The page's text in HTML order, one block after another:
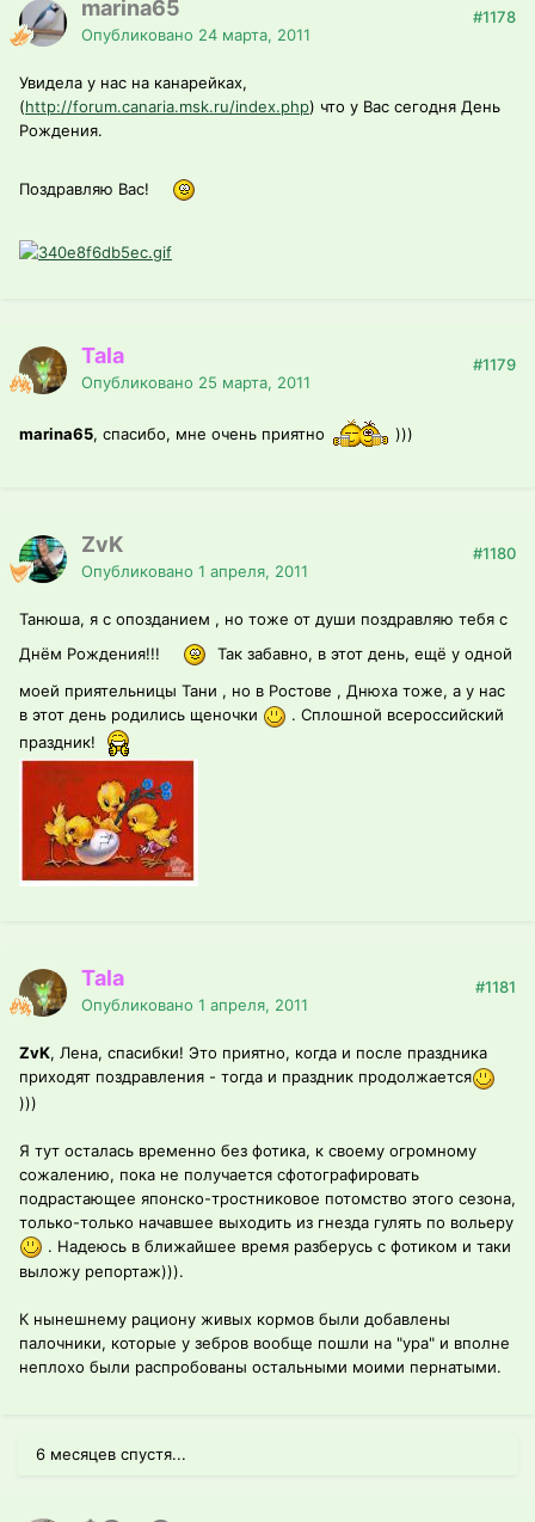
marina65
Опубликовано 24 марта, 2011
#1178
Увидела у нас на канарейках,
(http://forum.canaria.msk.ru/index.php) что у Вас сегодня День
Рождения.
Поздравляю Вас!
Tala
Опубликовано 25 марта, 2011
#1179
marina65, спасибо, мне очень приятно )))
ZvK
Опубликовано 1 апреля, 2011
#1180
Танюша, я с опозданием , но тоже от души поздравляю тебя с
Днём Рождения!!!
Так забавно, в этот день, ещё у одной
моей приятельницы Тани , но в Ростове , Днюха тоже, а у нас
в этот день родились щеночки
. Сплошной всероссийский
праздник!
Tala
Опубликовано 1 апреля, 2011
#1181
ZvK, Лена, спасибки! Это приятно, когда и после праздника
приходят поздравления - тогда и праздник продолжается
)))
Я тут осталась временно без фотика, к своему огромному
сожалению, пока не получается сфотографировать
подрастающее японско-тростниковое потомство этого сезона,
только-только начавшее выходить из гнезда гулять по вольеру
. Надеюсь в ближайшее время разберусь с фотиком и таки
выложу репортаж))).
К нынешнему рациону живых кормов были добавлены
палочники, которые у зебров вообще пошли на "ура" и вполне
неплохо были распробованы остальными моими пернатыми.
6 месяцев спустя...